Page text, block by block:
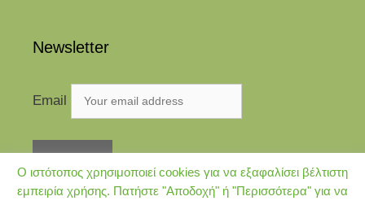
Newsletter
Email
Ο ιστότοπος χρησιμοποιεί cookies για να εξαφαλίσει βέλτιστη
εμπειρία χρήσης. Πατήστε "Αποδοχή" ή "Περισσότερα" για να